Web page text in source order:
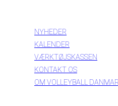
NYHEDER
KALENDER
VÆRKTØJSKASSEN
KONTAKT OS
OM VOLLEYBALL